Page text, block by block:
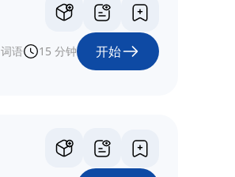
词语 15 分钟 开始